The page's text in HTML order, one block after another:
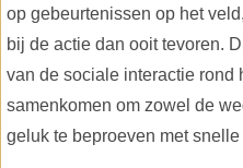
op gebeurtenissen op het
bij de actie dan ooit tevoren.
van de sociale interactie rond
samenkomen om zowel de
geluk te beproeven met